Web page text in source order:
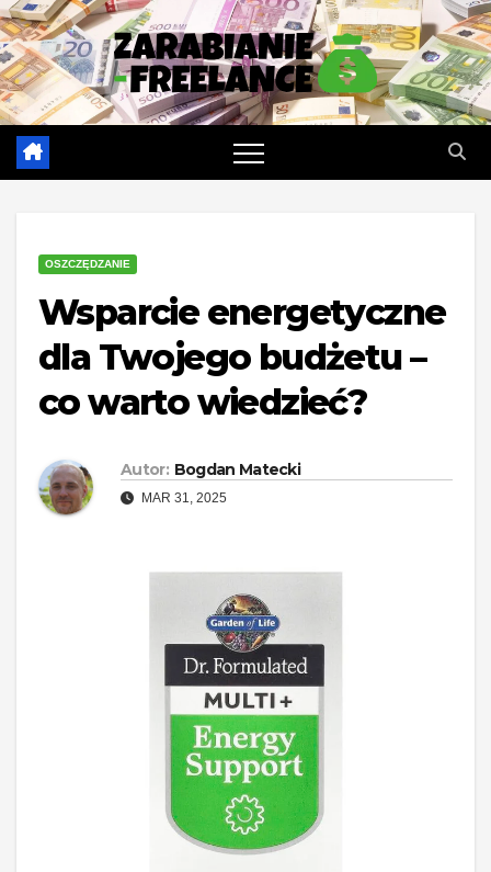
Skip
to
content
OSZCZĘDZANIE
Wsparcie energetyczne
dla Twojego budżetu –
co warto wiedzieć?
Autor: Bogdan Matecki
MAR 31, 2025